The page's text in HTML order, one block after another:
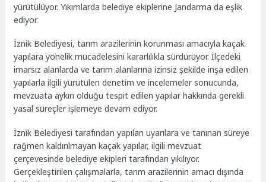
yürütülüyor. Yıkımlarda belediye ekiplerine Jandarma da eşlik
ediyor.
İznik Belediyesi, tarım arazilerinin korunması amacıyla kaçak
yapılara yönelik mücadelesini kararlılıkla sürdürüyor. İlçedeki
imarsız alanlarda ve tarım alanlarına izinsiz şekilde inşa edilen
yapılarla ilgili yürütülen denetim ve incelemeler sonucunda,
mevzuata aykırı olduğu tespit edilen yapılar hakkında gerekli
yasal süreçler işlemeye devam ediyor.
İznik Belediyesi tarafından yapılan uyarılara ve tanınan süreye
rağmen kaldırılmayan kaçak yapılar, ilgili mevzuat
çerçevesinde belediye ekipleri tarafından yıkılıyor.
Gerçekleştirilen çalışmalarla, tarım arazilerinin amacı dışında